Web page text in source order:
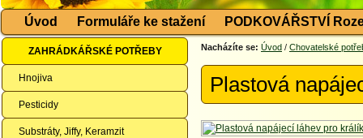
Úvod Formuláře ke stažení PODKOVÁŘSTVÍ
ZAHRÁDKÁŘSKÉ POTŘEBY
Hnojiva
Pesticidy
Substráty, Jiffy, Keramzit
Nacházíte se: Úvod / Chovatelské
Plastová